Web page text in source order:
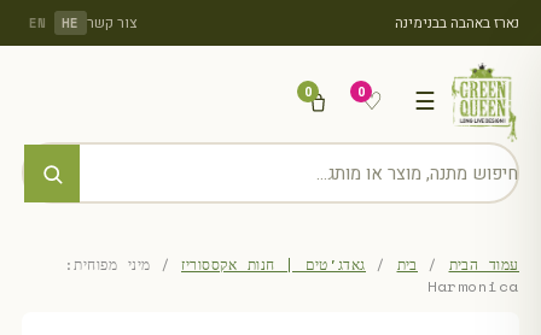
נארז באהבה בבנימינה צור קשר HE
EN
☰
♡
0
0
עמוד הבית / בית / גאדג'טים | חנות אקססוריז/ מיני מפוחית:
Harmonica